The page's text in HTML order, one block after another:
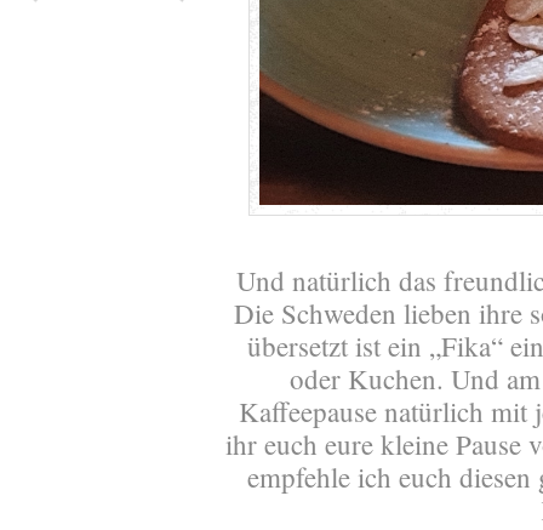
Und natürlich das
Die Schweden lieben ihre
übersetzt ist ein „Fika“
oder Kuchen. Und
Kaffeepause natürlich mit
ihr euch eure kleine Pause
empfehle ich euch